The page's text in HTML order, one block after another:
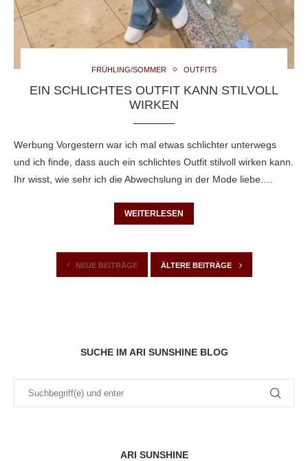
FRÜHLING/SOMMER OUTFITS
EIN SCHLICHTES OUTFIT KANN STILVOLL
WIRKEN
Werbung Vorgestern war ich mal etwas schlichter unterwegs
und ich finde, dass auch ein schlichtes Outfit stilvoll wirken kann.
Ihr wisst, wie sehr ich die Abwechslung in der Mode liebe.…
WEITERLESEN
NEUE BEITRÄGE ÄLTERE BEITRÄGE
SUCHE IM ARI SUNSHINE BLOG
ARI SUNSHINE